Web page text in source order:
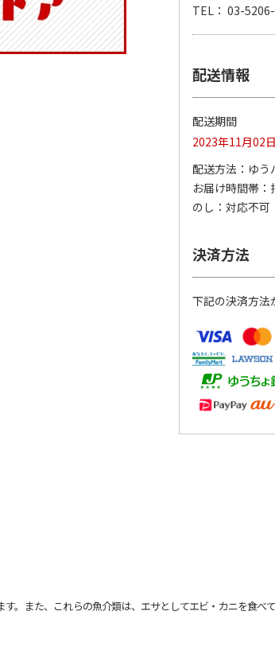
〈ソロソロ〉
２本
4.8（12）
3,980円
(送料・税込)
TEL： 03-
配送情報
配送期間
2023年11月02
配送方法
ゆう
お届け時間帯
のし
対応不可
決済方法
下記の決済方法
また、これらの魚介類は、エサとしてエビ・カニを食べて